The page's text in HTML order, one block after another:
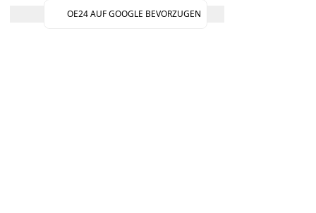
OE24 AUF GOOGLE BEVORZUGEN